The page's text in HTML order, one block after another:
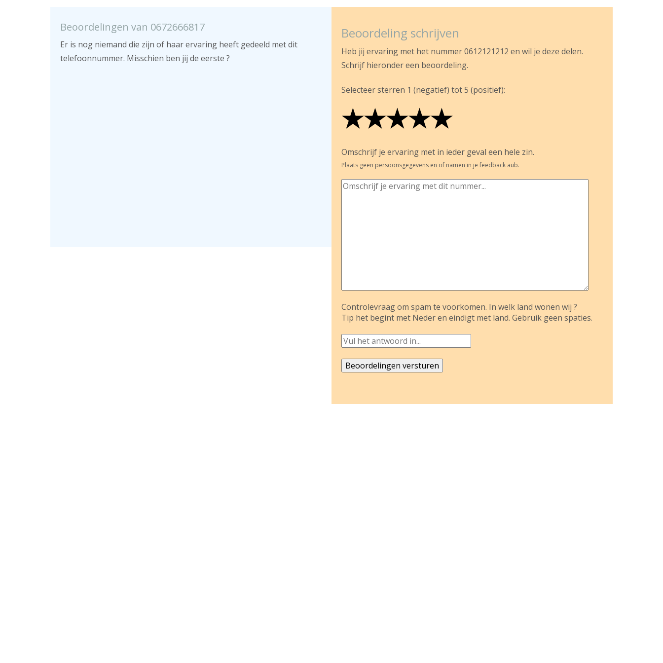
Beoordelingen van 0672666817
Er is nog niemand die zijn of haar ervaring heeft gedeeld met dit
telefoonnummer. Misschien ben jij de eerste ?
Beoordeling schrijven
Heb jij ervaring met het nummer 0612121212 en wil je deze delen.
Schrijf hieronder een beoordeling.
Selecteer sterren 1 (negatief) tot 5 (positief):
★
★★
★★★
★★★★
★★★★★
Omschrijf je ervaring met in ieder geval een hele zin.
Plaats geen persoonsgegevens en of namen in je feedback aub.
Controlevraag om spam te voorkomen. In welk land wonen wij ?
Tip het begint met Neder en eindigt met land. Gebruik geen spaties.